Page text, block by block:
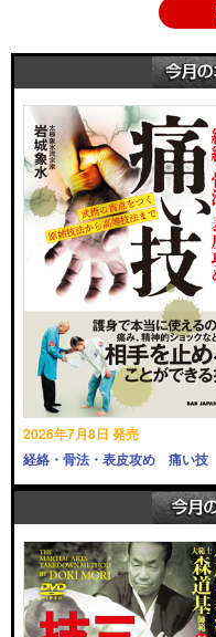
2026年7月8日 発売
経絡・骨法・表皮攻め 痛い技